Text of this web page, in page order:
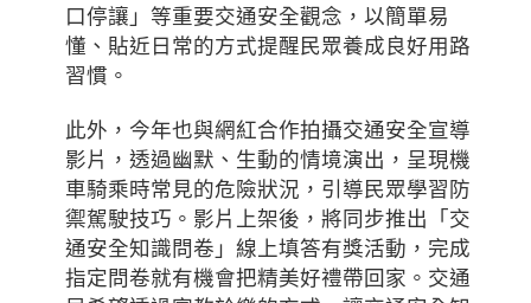
口停讓」等重要交通安全觀念，以簡單易
懂、貼近日常的方式提醒民眾養成良好用路
習慣。
此外，今年也與網紅合作拍攝交通安全宣導
影片，透過幽默、生動的情境演出，呈現機
車騎乘時常見的危險狀況，引導民眾學習防
禦駕駛技巧。影片上架後，將同步推出「交
通安全知識問卷」線上填答有獎活動，完成
指定問卷就有機會把精美好禮帶回家。交通